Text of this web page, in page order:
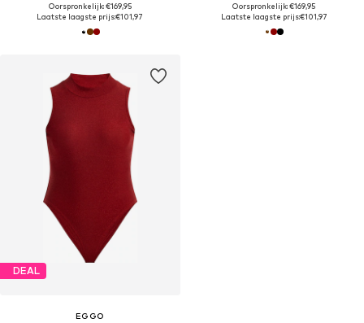
Oorspronkelijk: €169,95
Laatste laagste prijs:€101,97
Oorspronkelijk: €169,95
Laatste laagste prijs:€101,97
DEAL
EGGO